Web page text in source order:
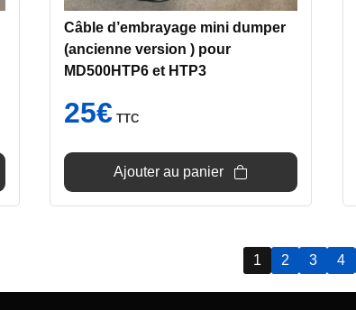
Câble d’embrayage mini dumper
(ancienne version ) pour
MD500HTP6 et HTP3
25€ TTC
Ajouter au panier
1 2 3 4